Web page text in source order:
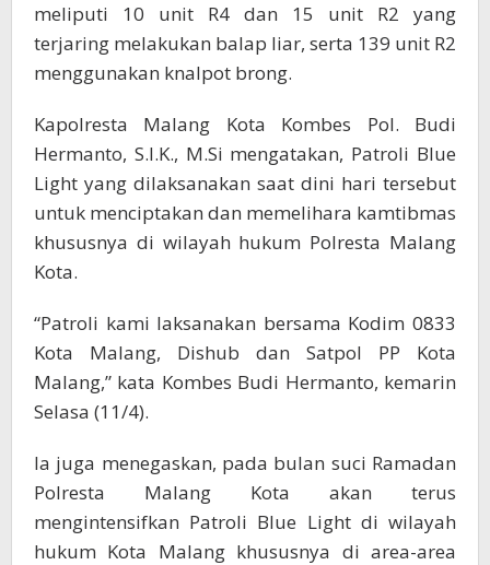
meliputi 10 unit R4 dan 15 unit R2 yang
terjaring melakukan balap liar, serta 139 unit R2
menggunakan knalpot brong.
Kapolresta Malang Kota Kombes Pol. Budi
Hermanto, S.I.K., M.Si mengatakan, Patroli Blue
Light yang dilaksanakan saat dini hari tersebut
untuk menciptakan dan memelihara kamtibmas
khususnya di wilayah hukum Polresta Malang
Kota.
“Patroli kami laksanakan bersama Kodim 0833
Kota Malang, Dishub dan Satpol PP Kota
Malang,” kata Kombes Budi Hermanto, kemarin
Selasa (11/4).
Ia juga menegaskan, pada bulan suci Ramadan
Polresta Malang Kota akan terus
mengintensifkan Patroli Blue Light di wilayah
hukum Kota Malang khususnya di area-area